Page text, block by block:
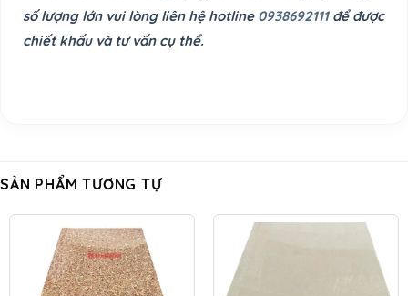
số lượng lớn vui lòng liên hệ hotline 0938692111để được
chiết khấu và tư vấn cụ thể.
SẢN PHẨM TƯƠNG TỰ